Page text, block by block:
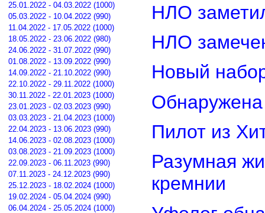
25.01.2022 - 04.03.2022 (1000)
05.03.2022 - 10.04.2022 (990)
11.04.2022 - 17.05.2022 (1000)
18.05.2022 - 23.06.2022 (980)
24.06.2022 - 31.07.2022 (990)
01.08.2022 - 13.09.2022 (990)
14.09.2022 - 21.10.2022 (990)
22.10.2022 - 29.11.2022 (1000)
30.11.2022 - 22.01.2023 (1000)
23.01.2023 - 02.03.2023 (990)
03.03.2023 - 21.04.2023 (1000)
22.04.2023 - 13.06.2023 (990)
14.06.2023 - 02.08.2023 (1000)
03.08.2023 - 21.09.2023 (1000)
22.09.2023 - 06.11.2023 (990)
07.11.2023 - 24.12.2023 (990)
25.12.2023 - 18.02.2024 (1000)
19.02.2024 - 05.04.2024 (990)
06.04.2024 - 25.05.2024 (1000)
НЛО
НЛО
Новый
Обнаружена
Пилот из
Разумная
кремнии